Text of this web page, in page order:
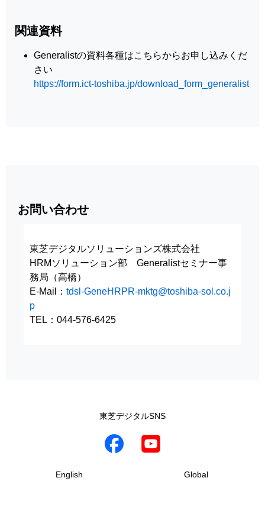
関連資料
Generalistの資料各種はこちらからお申し込みくだ
さい
https://form.ict-toshiba.jp/download_form_generalist
お問い合わせ
東芝デジタルソリューションズ株式会社
HRMソリューション部 Generalistセミナー事
務局（高橋）
E-Mail： tdsl-GeneHRPR-mktg@toshiba-sol.co.j
p
TEL：044-576-6425
東芝デジタルSNS
English Global